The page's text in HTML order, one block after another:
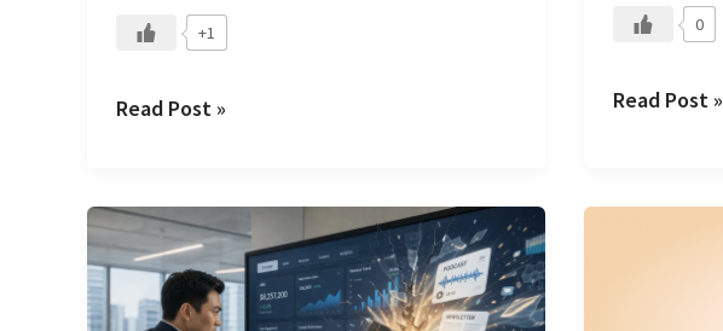
+1
Read Post »
0
Read Post »
從
「產
到